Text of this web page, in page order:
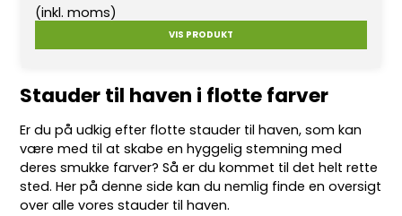
(inkl. moms)
VIS PRODUKT
Stauder til haven i flotte farver
Er du på udkig efter flottestauder til haven, som kan
være med til at skabe en hyggelig stemning med
deres smukke farver? Så er du kommet til det helt rette
sted. Her på denne side kan du nemlig finde en oversigt
over alle vores stauder til haven.